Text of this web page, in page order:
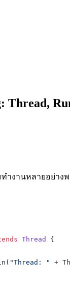
งานหลายอย่างพ
Thread
{
"Thread: "
+